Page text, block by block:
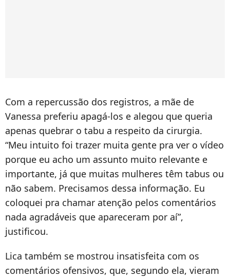
Com a repercussão dos registros, a mãe de
Vanessa preferiu apagá-los e alegou que queria
apenas quebrar o tabu a respeito da cirurgia.
“Meu intuito foi trazer muita gente pra ver o vídeo
porque eu acho um assunto muito relevante e
importante, já que muitas mulheres têm tabus ou
não sabem. Precisamos dessa informação. Eu
coloquei pra chamar atenção pelos comentários
nada agradáveis que apareceram por aí”,
justificou.
Lica também se mostrou insatisfeita com os
comentários ofensivos, que, segundo ela, vieram